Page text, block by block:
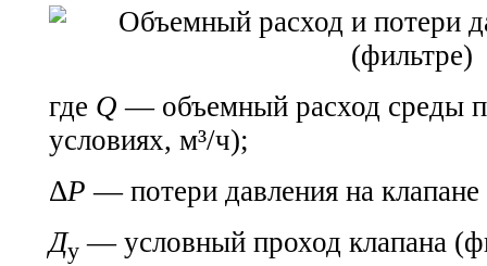
где Q — объемный расход среды
условиях, м³/ч);
ΔP — потери давления на
Ду — условный проход клапана